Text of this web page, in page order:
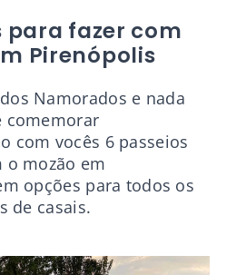
para fazer com
Pirenópolis
Namorados e nada
comemorar
com vocês 6 passeios
o mozão em
opções para todos os
de casais.